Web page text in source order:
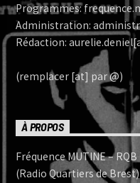
Programmes:
Administration:
Rédaction:
(remplacer [at] par @)
À PROPOS
Fréquence MUTINE – RQB
(Radio Quartiers de Brest)